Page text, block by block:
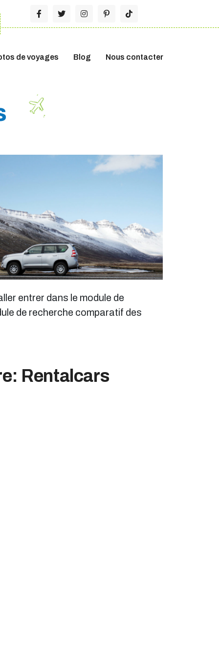
de voyages Blog Nous contacter
entrer dans le module de
de recherche comparatif des
Rentalcars